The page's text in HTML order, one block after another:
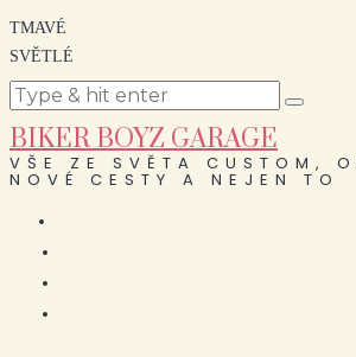
TMAVÉ
SVĚTLÉ
BIKER BOYZ GARAGE
VŠE ZE SVĚTA CUSTOM,
NOVÉ CESTY A NEJEN TO